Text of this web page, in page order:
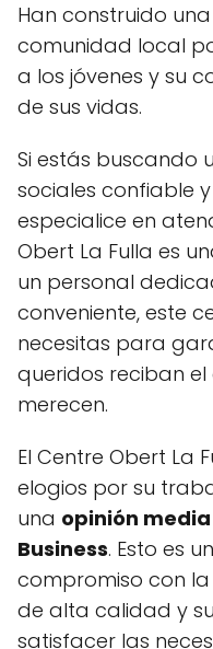
Han construido
comunidad local
a los jóvenes y su
de sus vidas.
Si estás buscando
sociales confiable
especialice en
Obert La Fulla es
un personal
conveniente, este
necesitas para
queridos reciban
merecen.
El Centre Obert La
elogios por su
una opinión
Business. Esto es
compromiso con
de alta calidad y
satisfacer las